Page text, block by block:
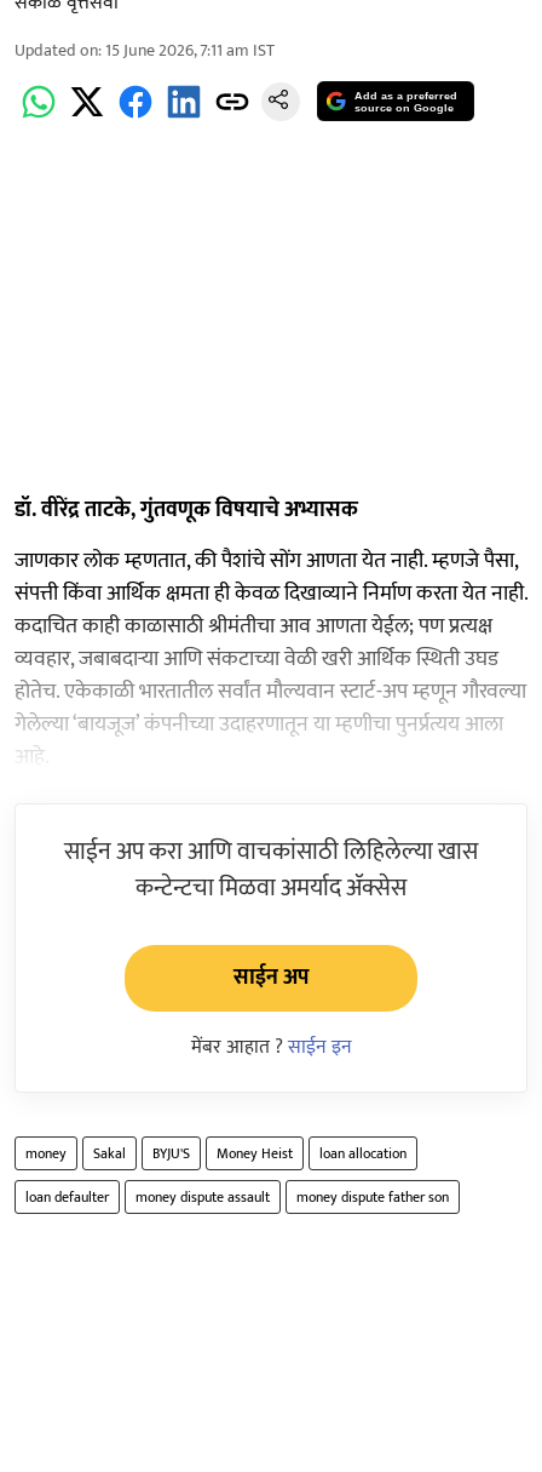
Updated on:15 June 2026, 7:11 am IST
Add as a preferred
source on Google
डॉ. वीरेंद्र ताटके, गुंतवणूक विषयाचे अभ्यासक
जाणकार लोक म्हणतात, की पैशांचे सोंग आणता येत नाही. म्हणजे पैसा,
संपत्ती किंवा आर्थिक क्षमता ही केवळ दिखाव्याने निर्माण करता येत नाही.
कदाचित काही काळासाठी श्रीमंतीचा आव आणता येईल; पण प्रत्यक्ष
व्यवहार, जबाबदाऱ्या आणि संकटाच्या वेळी खरी आर्थिक स्थिती उघड
होतेच. एकेकाळी भारतातील सर्वांत मौल्यवान स्टार्ट-अप म्हणून गौरवल्या
गेलेल्या ‘बायजूज’ कंपनीच्या उदाहरणातून या म्हणीचा पुनर्प्रत्यय आला
आहे.
साईन अप करा आणि वाचकांसाठी लिहिलेल्या खास
कन्टेन्टचा मिळवा अमर्याद ॲक्सेस
साईन अप
मेंबर आहात ?साईन इन
money Sakal BYJU'S Money Heist
loan allocation
loan defaulter
money dispute assault money dispute father son